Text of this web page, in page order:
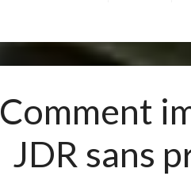
Comment
JDR sans